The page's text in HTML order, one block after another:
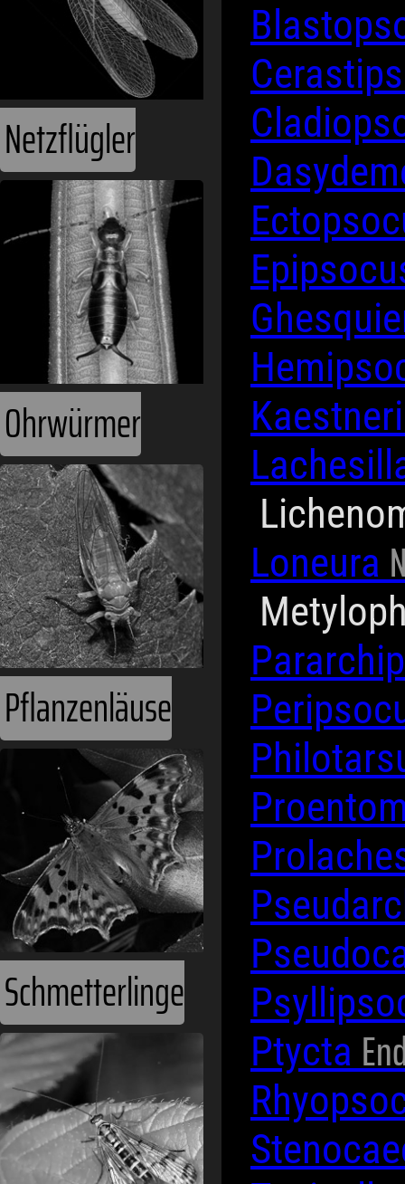
Netzflügler
Ohrwürmer
Pflanzenläuse
Schmetterlinge
Loneura
Ptycta